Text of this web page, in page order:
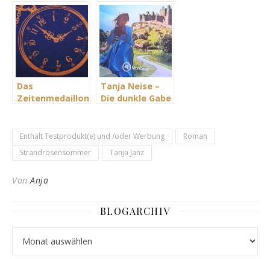
Tanja Janz
von Tanja Neise
Das
Zeitenmedaillon
Tanja Neise –
Die dunkle Gabe
Enthält Testprodukt(e) und /oder Werbung
Roman
Strandrosensommer
Tanja Janz
Von Anja
BLOGARCHIV